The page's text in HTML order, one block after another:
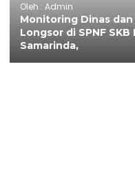
Oleh : Admin
Monitoring Dinas dan
Longsor di SPNF SKB
Samarinda,